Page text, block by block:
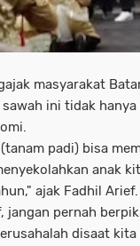
masyarakat
ini tidak
padi) bisa
anak
ajak Fadhil Arief.
jangan pernah
disaat